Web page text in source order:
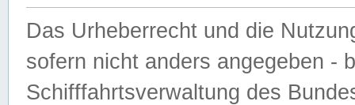
Das Urheberrecht und die
sofern nicht anders angegeben -
Schifffahrtsverwaltung des